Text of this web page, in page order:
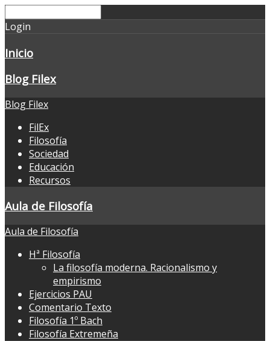
Login
Inicio
Blog Filex
Blog Filex
FilEx
Filosofía
Sociedad
Educación
Recursos
Aula de Filosofía
Aula de Filosofía
Hª Filosofía
La filosofía moderna. Racionalismo y
empirismo
Ejercicios PAU
Comentario Texto
Filosofía 1º Bach
Filosofía Extremeña